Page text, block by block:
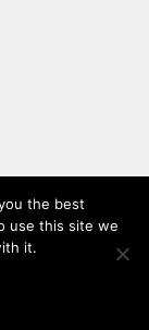
the best
use this site we
it.